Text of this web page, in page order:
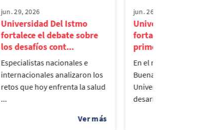
jun. 29, 2026
Universidad Del Istmo
fortalece el debate sobre
los desafíos cont...
Especialistas nacionales e
internacionales analizaron los
retos que hoy enfrenta la salud
...
jun. 26, 2026
Universidad del
fortalece la lectura
primera infancia...
En el marco del Día de
Buenas Acciones, la
Universidad del Istmo
desarrolló la